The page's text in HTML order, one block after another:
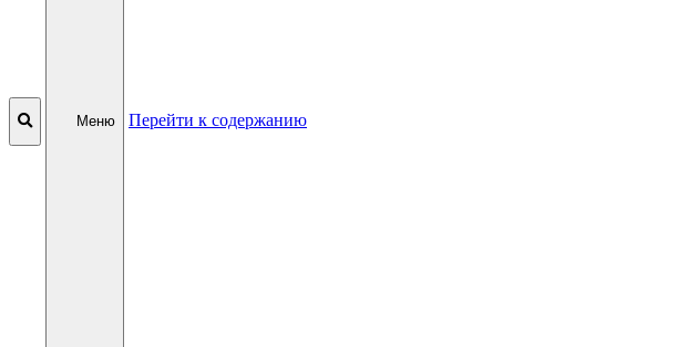
Меню Перейти к содержанию